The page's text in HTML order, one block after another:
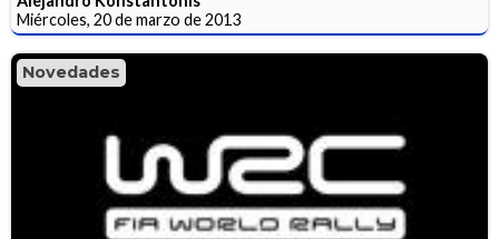
Miércoles, 20 de marzo de 2013
Novedades